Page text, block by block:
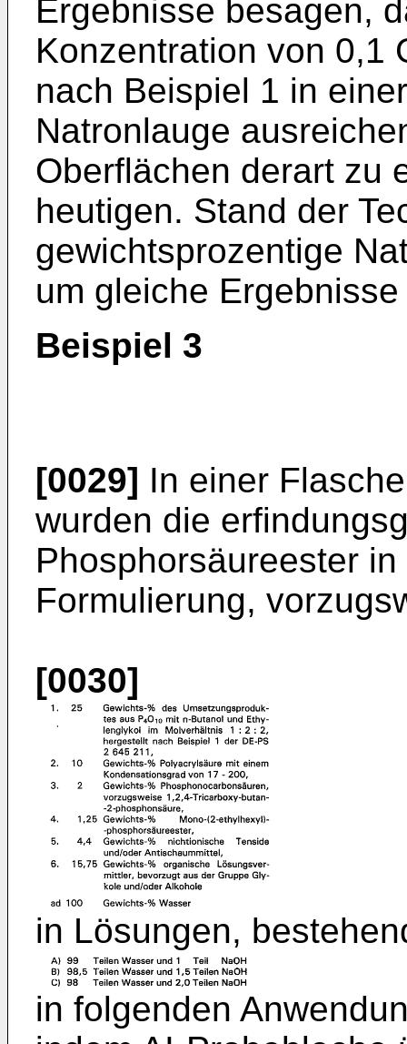
Ergebnisse besagen,
Konzentration von 0,1
nach Beispiel 1 in
Natronlauge
Oberflächen derart zu
heutigen. Stand der
gewichtsprozentige
um gleiche
Beispiel 3
[0029] In einer
wurden die
Phosphorsäureester
Formulierung,
[0030]
in Lösungen,
in folgenden